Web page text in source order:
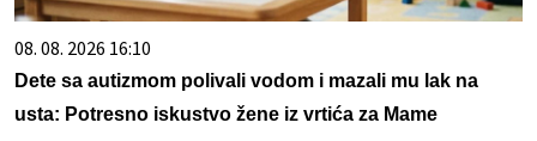
08. 08. 2026 16:10
Dete sa autizmom polivali vodom i mazali mu lak na
usta: Potresno iskustvo žene iz vrtića za Mame